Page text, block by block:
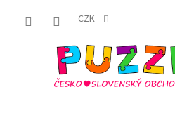
CZK